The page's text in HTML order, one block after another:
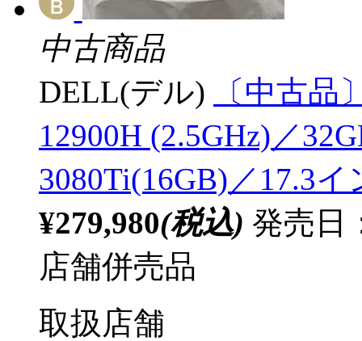
中古商品
DELL(デル)
〔中古品
12900H (2.5GHz)／
3080Ti(16GB)／17.3イ
¥279,980(税込) 発売日
店舗併売品
取扱店舗